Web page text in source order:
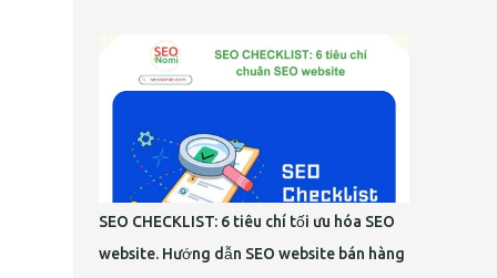
cốt lõi là phải hiểu rõ Etsy là gì và quan
trọng hơn, làm thế nào để xác định được sản
phẩm bán chạy trên Etsy. Bài viết này sẽ đi
sâu vào việc giải mã Etsy, từ cấu trúc hoạt
động đến cách thức tìm kiếm những ngách
thị trường tiềm năng, giúp bạn nắm bắt bí
quyết để tạo dựng một cửa hàng trực tuyến
hóa doanh thu. Khám phá ngay để biến ý
SEO CHECKLIST: 6 tiêu chí tối ưu hóa SEO
website. Hướng dẫn SEO website bán hàng